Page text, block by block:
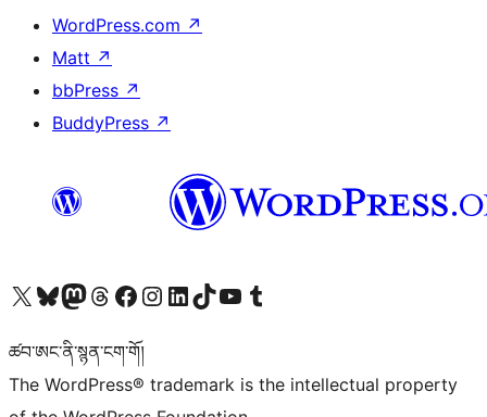
WordPress.com ↗
Matt ↗
bbPress ↗
BuddyPress ↗
Visit our X (formerly Twitter) account
Visit our Bluesky account
Visit our Mastodon account
Visit our Threads account
Visit our Facebook page
Visit our Instagram account
Visit our LinkedIn account
Visit our TikTok account
Visit our YouTube channel
Visit our Tumblr account
ཚབ་ཨང་ནི་སྙན་ངག་གོ།
The WordPress® trademark is the intellectual property